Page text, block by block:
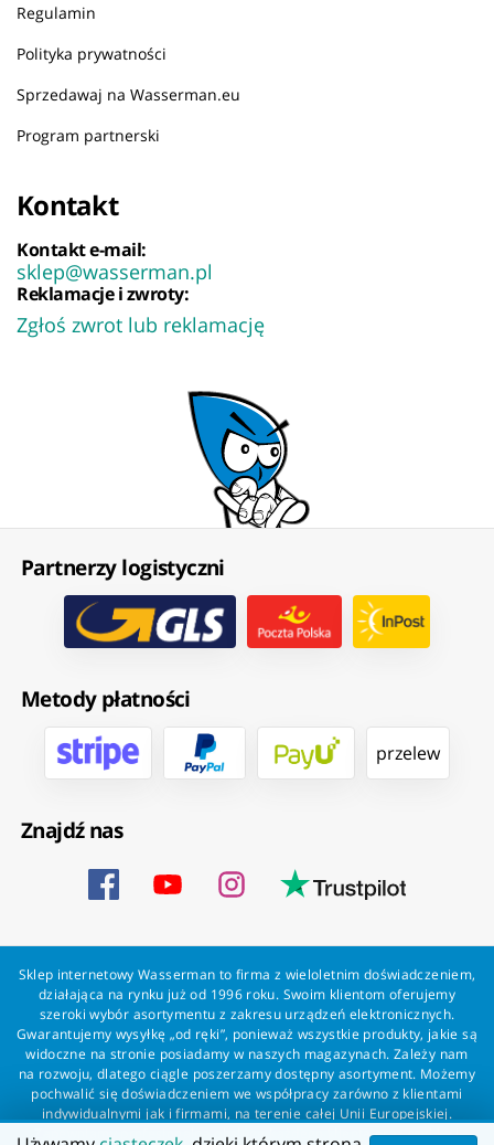
Regulamin
Polityka prywatności
Sprzedawaj na Wasserman.eu
Program partnerski
Kontakt
Kontakt e-mail:
sklep@wasserman.pl
Reklamacje i zwroty:
Zgłoś zwrot lub reklamację
Partnerzy logistyczni
Metody płatności
przelew
Znajdź nas
Sklep internetowy Wasserman to firma z wieloletnim doświadczeniem,
działająca na rynku już od 1996 roku. Swoim klientom oferujemy
szeroki wybór asortymentu z zakresu urządzeń elektronicznych.
Gwarantujemy wysyłkę „od ręki”, ponieważ wszystkie produkty, jakie są
widoczne na stronie posiadamy w naszych magazynach. Zależy nam
na rozwoju, dlatego ciągle poszerzamy dostępny asortyment. Możemy
pochwalić się doświadczeniem we współpracy zarówno z klientami
indywidualnymi jak i firmami, na terenie całej Unii Europejskiej.
Zapewniamy profesjonalną obsługę każdego klienta oraz szybką i